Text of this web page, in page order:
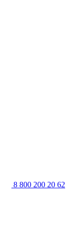
8 800 200 20 62